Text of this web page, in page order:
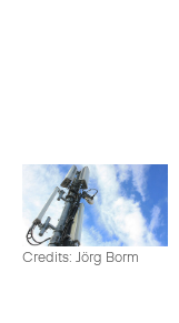
Credits: Jörg Borm